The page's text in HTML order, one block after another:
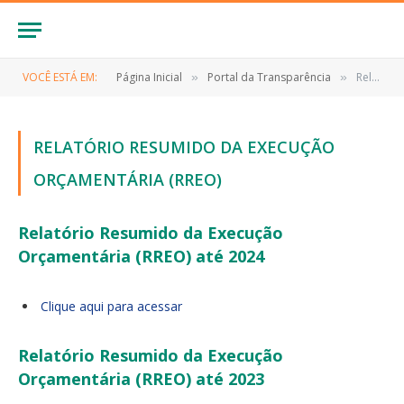
VOCÊ ESTÁ EM: Página Inicial » Portal da Transparência » Relatório Resumido da Execução Orçamentária (RREO)
RELATÓRIO RESUMIDO DA EXECUÇÃO
ORÇAMENTÁRIA (RREO)
Relatório Resumido da Execução
Orçamentária (RREO) até 2024
Clique aqui para acessar
Relatório Resumido da Execução
Orçamentária (RREO) até 2023